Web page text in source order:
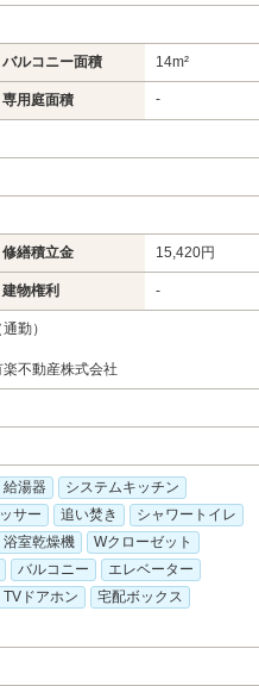
バルコニー面積 14m²
専用庭面積 -
修繕積立金 15,420円
建物権利 -
勤）
不動産株式会社
給湯器
システムキッチン
サー
追い焚き
シャワートイレ
浴室乾燥機
Wクローゼット
バルコニー
エレベーター
TVドアホン
宅配ボックス